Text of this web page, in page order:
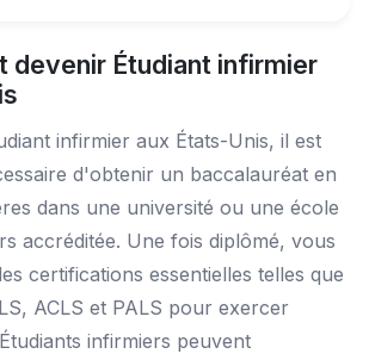
devenir Étudiant infirmier
infirmier aux États-Unis, il est
d'obtenir un baccalauréat en
dans une université ou une école
accréditée. Une fois diplômé, vous
certifications essentielles telles que
ACLS et PALS pour exercer
infirmiers peuvent